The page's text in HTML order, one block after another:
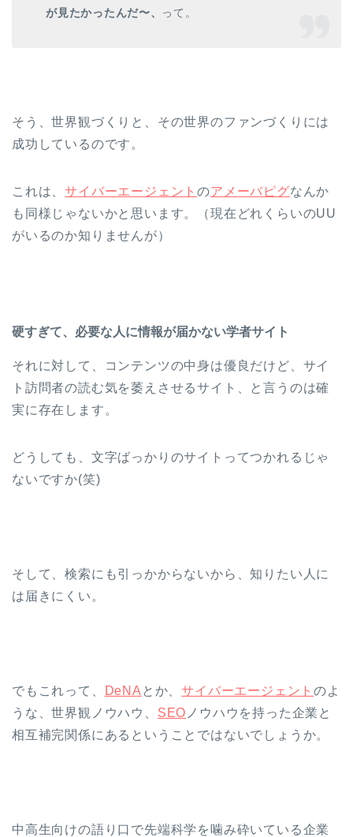
が見たかったんだ〜、
って。
そう、世界観づくりと、その世界のファンづくりには
成功しているのです。
これは、サイバーエージェントのアメーバピグなんか
も同様じゃないかと思います。（現在どれくらいのUU
がいるのか知りませんが）
硬すぎて、必要な人に情報が届かない学者サイト
それに対して、コンテンツの中身は優良だけど、サイ
ト訪問者の読む気を萎えさせるサイト、と言うのは確
実に存在します。
どうしても、文字ばっかりのサイトってつかれるじゃ
ないですか(笑)
そして、検索にも引っかからないから、知りたい人に
は届きにくい。
でもこれって、 DeNA とか、サイバーエージェントのよ
うな、世界観ノウハウ、 SEO ノウハウを持った企業と
相互補完関係にあるということではないでしょうか。
中高生向けの語り口で先端科学を噛み砕いている企業